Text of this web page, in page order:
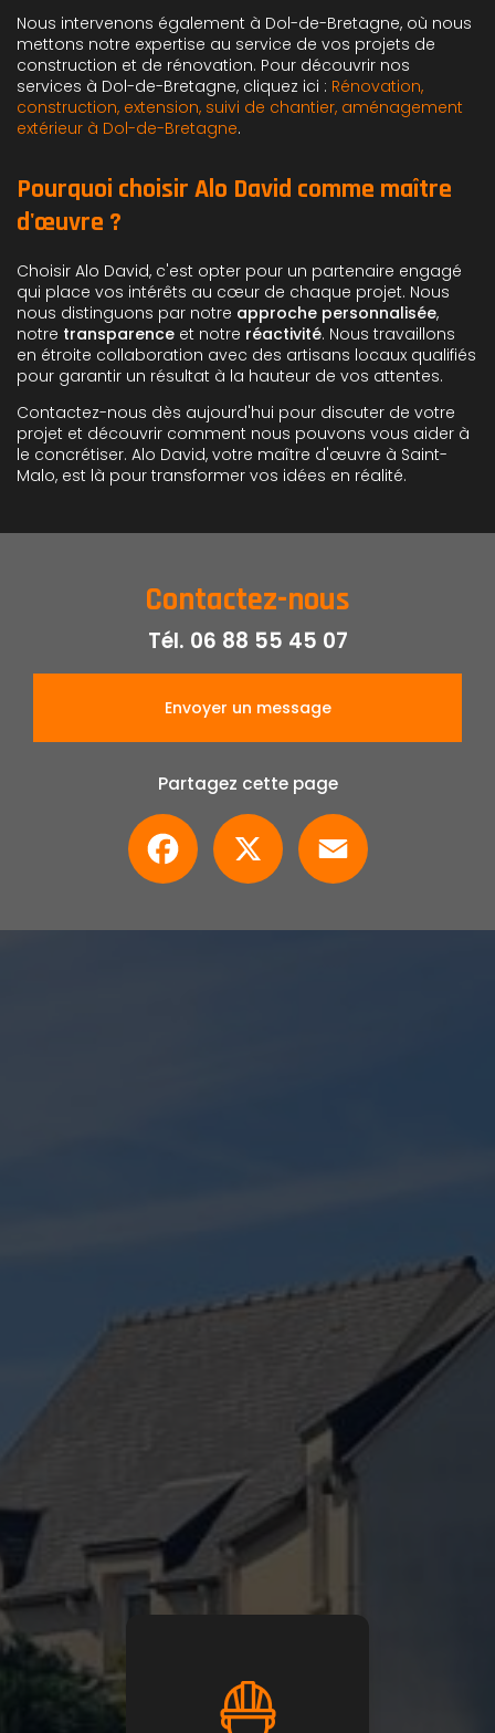
Nous intervenons également à Dol-de-Bretagne, où nous
mettons notre expertise au service de vos projets de
construction et de rénovation. Pour découvrir nos
services à Dol-de-Bretagne, cliquez ici : Rénovation,
construction, extension, suivi de chantier, aménagement
extérieur à Dol-de-Bretagne.
Pourquoi choisir Alo David comme maître
d'œuvre ?
Choisir Alo David, c'est opter pour un partenaire engagé
qui place vos intérêts au cœur de chaque projet. Nous
nous distinguons par notre approche personnalisée,
notre transparence et notre réactivité. Nous travaillons
en étroite collaboration avec des artisans locaux qualifiés
pour garantir un résultat à la hauteur de vos attentes.
Contactez-nous dès aujourd'hui pour discuter de votre
projet et découvrir comment nous pouvons vous aider à
le concrétiser. Alo David, votre maître d'œuvre à Saint-
Malo, est là pour transformer vos idées en réalité.
Contactez-nous
Tél. 06 88 55 45 07
Envoyer un message
Partagez cette page
Facebook